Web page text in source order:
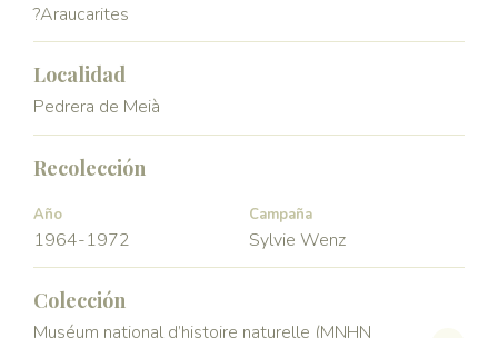
?Araucarites
Localidad
Pedrera de Meià
Recolección
Año
1964-1972
Campaña
Sylvie Wenz
Colección
Muséum national d’histoire naturelle (MNHN